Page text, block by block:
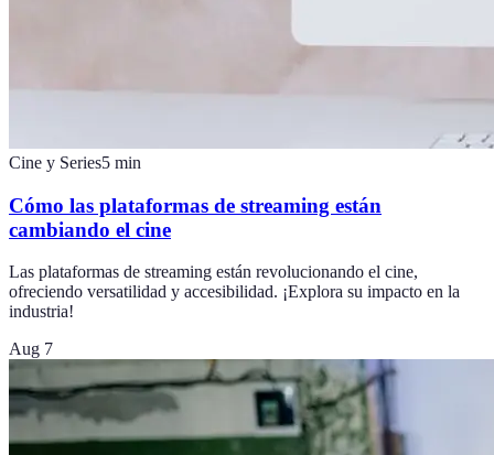
Cine y Series5 min
Cómo las plataformas de streaming están
cambiando el cine
Las plataformas de streaming están revolucionando el cine,
ofreciendo versatilidad y accesibilidad. ¡Explora su impacto en la
industria!
Aug 7